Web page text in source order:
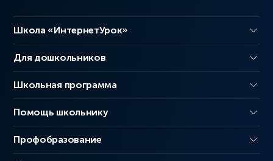
Школа «ИнтернетУрок»
Для дошкольников
Школьная программа
Помощь школьнику
Профобразование